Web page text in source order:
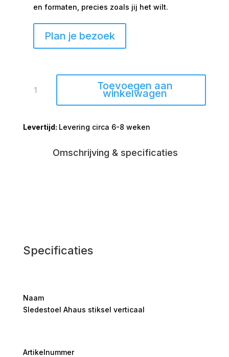
en formaten, precies zoals jij het wilt.
Plan je bezoek
Ahaus
aantal
Toevoegen aan
winkelwagen
Levering circa 6-8 weken
Omschrijving & specificaties
Specificaties
Naam
Sledestoel Ahaus stiksel verticaal
Artikelnummer